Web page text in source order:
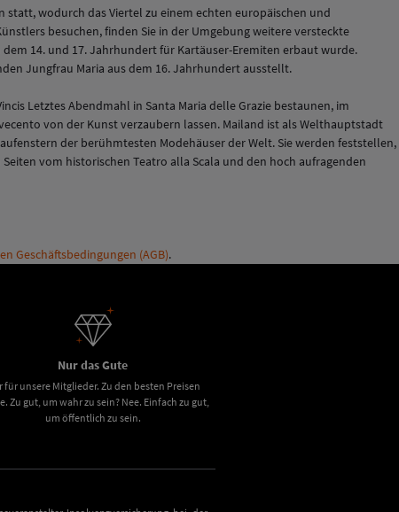
wodurch das Viertel zu einem echten europäischen und
besuchen, finden Sie in der Umgebung weitere versteckte
14. und 17. Jahrhundert für Kartäuser-Eremiten erbaut wurde.
Jungfrau Maria aus dem 16. Jahrhundert ausstellt.
Letztes Abendmahl in Santa Maria delle Grazie bestaunen, im
von der Kunst verzaubern lassen. Mailand ist als Welthauptstadt
der berühmtesten Modehäuser der Welt. Sie werden feststellen,
vom historischen Teatro alla Scala und den hoch aufragenden
Geschäftsbedingungen (AGB).
Nur das Gute
für unsere Mitglieder. Zu den besten Preisen
Zu gut, um wahr zu sein? Nee. Einfach zu gut,
um öffentlich zu sein.